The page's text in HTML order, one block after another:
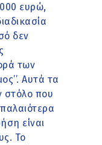
ευρώ,
δεν
των
Αυτά τα
στόλο που
είναι
Το